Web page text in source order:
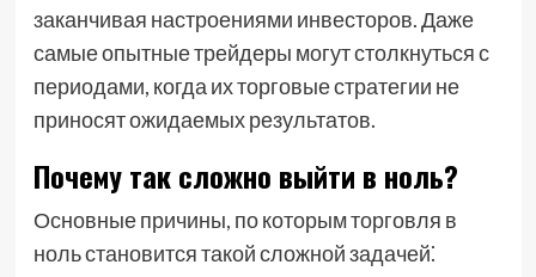
заканчивая настроениями инвесторов. Даже
самые опытные трейдеры могут столкнуться с
периодами, когда их торговые стратегии не
приносят ожидаемых результатов.
Почему так сложно выйти в ноль?
Основные причины, по которым торговля в
ноль становится такой сложной задачей⁚